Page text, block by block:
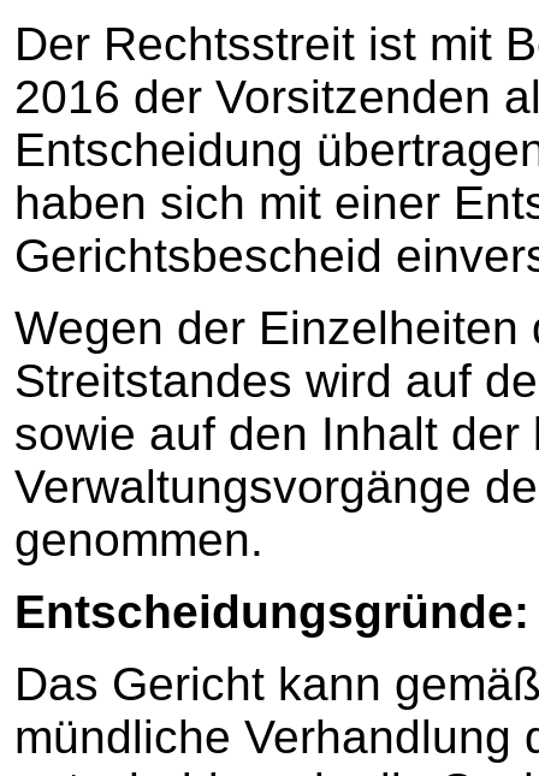
Der Rechtsstreit ist mit
2016 der Vorsitzenden
Entscheidung
haben sich mit einer
Gerichtsbescheid
Wegen der Einzelheiten
Streitstandes wird auf
sowie auf den Inhalt der
Verwaltungsvorgänge
genommen.
Entscheidungsgründe:
Das Gericht kann
mündliche Verhandlung